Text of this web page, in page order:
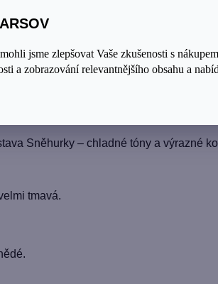
jsme zlepšovat Vaše zkušenosti s
a zobrazování relevantnějšího obsahu a
a jasným barvám jako je studená
Sněhurky – chladné tóny a výrazné
tmavá.